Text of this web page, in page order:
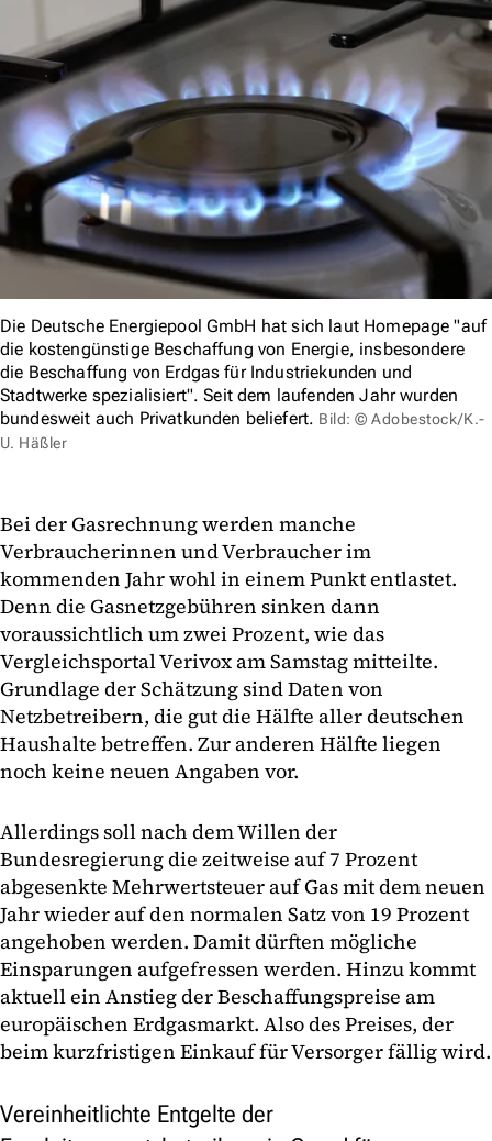
Die Deutsche Energiepool GmbH hat sich laut Homepage "auf
die kostengünstige Beschaffung von Energie, insbesondere
die Beschaffung von Erdgas für Industriekunden und
Stadtwerke spezialisiert". Seit dem laufenden Jahr wurden
bundesweit auch Privatkunden beliefert. Bild: © Adobestock/K.-
U. Häßler
Bei der Gasrechnung werden manche
Verbraucherinnen und Verbraucher im
kommenden Jahr wohl in einem Punkt entlastet.
Denn die Gasnetzgebühren sinken dann
voraussichtlich um zwei Prozent, wie das
Vergleichsportal Verivox am Samstag mitteilte.
Grundlage der Schätzung sind Daten von
Netzbetreibern, die gut die Hälfte aller deutschen
Haushalte betreffen. Zur anderen Hälfte liegen
noch keine neuen Angaben vor.
Allerdings soll nach dem Willen der
Bundesregierung die zeitweise auf 7 Prozent
abgesenkte Mehrwertsteuer auf Gas mit dem neuen
Jahr wieder auf den normalen Satz von 19 Prozent
angehoben werden. Damit dürften mögliche
Einsparungen aufgefressen werden. Hinzu kommt
aktuell ein Anstieg der Beschaffungspreise am
europäischen Erdgasmarkt. Also des Preises, der
beim kurzfristigen Einkauf für Versorger fällig wird.
Vereinheitlichte Entgelte der